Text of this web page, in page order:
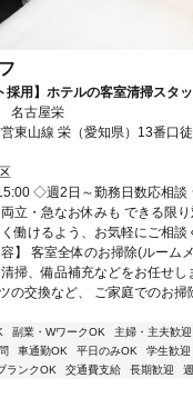
採用】ホテルの客室清掃スタ
夫)さん活躍中
名古屋栄
東山線 栄（愛知県）13番口徒
県）13番口徒歩約8分
◇週2日～勤務日数応相談
立・急なお休みも できる限り
働けるよう、お気軽にご相談
】 客室全体のお掃除(ルーム
掃、備品補充などをお任せし
の交換など、 ご家庭でのお掃
副業・WワークOK 主婦・主夫歓迎
車通勤OK 平日のみOK 学生歓迎
ランクOK 交通費支給 長期歓迎